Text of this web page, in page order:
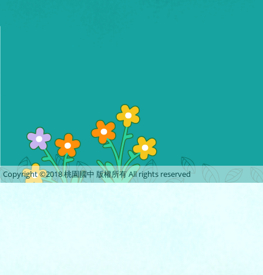
Copyright ©2018 桃園國中 版權所有 All rights reserved